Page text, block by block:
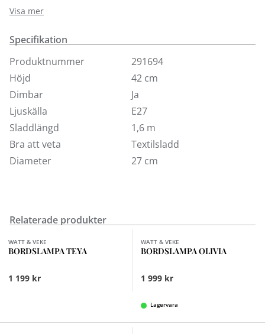
stål. Den söta bordslampan har en dimmer på den
textila sladden, vilket gör att du kan variera mellan
mysbelysning och ett starkare allmänljus.
Visa mer
Specifikation
Produktnummer
291694
Höjd
42 cm
Dimbar
Ja
Ljuskälla
E27
Sladdlängd
1,6 m
Bra att veta
Textilsladd
Diameter
27 cm
Relaterade produkter
Finns i fler val (3)
WATT & VEKE
BORDSLAMPA TEYA
1 199 kr
WATT & VEKE
BORDSLAMPA OLIVIA
1 999 kr
Lagervara